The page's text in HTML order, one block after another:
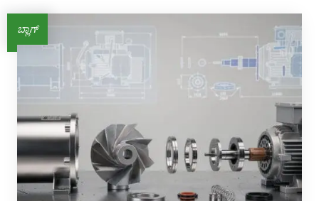
AR
ML
PT
ಬ್ಲಾಗ್